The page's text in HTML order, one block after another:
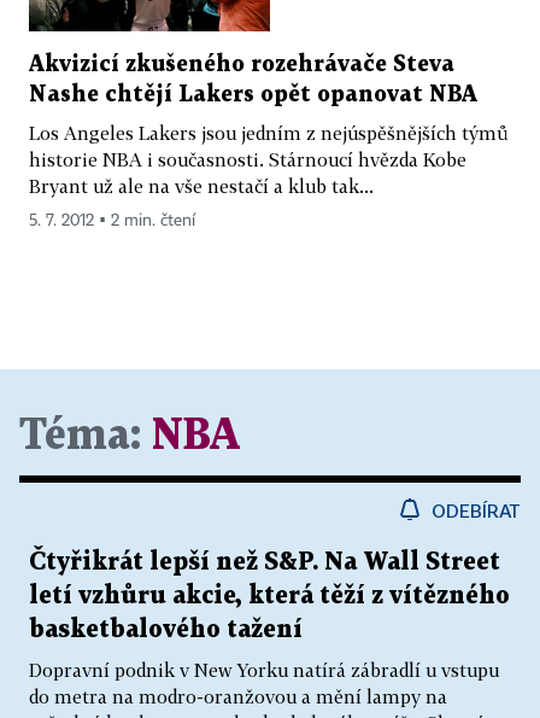
Akvizicí zkušeného rozehrávače Steva
Nashe chtějí Lakers opět opanovat NBA
Los Angeles Lakers jsou jedním z nejúspěšnějších týmů
historie NBA i současnosti. Stárnoucí hvězda Kobe
Bryant už ale na vše nestačí a klub tak...
5. 7. 2012 ▪ 2 min. čtení
Téma: NBA
ODEBÍRAT
Čtyřikrát lepší než S&P. Na Wall Street
letí vzhůru akcie, která těží z vítězného
basketbalového tažení
Dopravní podnik v New Yorku natírá zábradlí u vstupu
do metra na modro-oranžovou a mění lampy na